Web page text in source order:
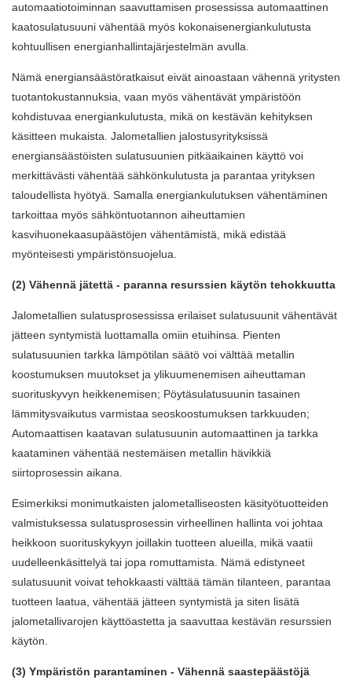
automaatiotoiminnan saavuttamisen prosessissa automaattinen
kaatosulatusuuni vähentää myös kokonaisenergiankulutusta
kohtuullisen energianhallintajärjestelmän avulla.
Nämä energiansäästöratkaisut eivät ainoastaan ​​vähennä yritysten
tuotantokustannuksia, vaan myös vähentävät ympäristöön
kohdistuvaa energiankulutusta, mikä on kestävän kehityksen
käsitteen mukaista. Jalometallien jalostusyrityksissä
energiansäästöisten sulatusuunien pitkäaikainen käyttö voi
merkittävästi vähentää sähkönkulutusta ja parantaa yrityksen
taloudellista hyötyä. Samalla energiankulutuksen vähentäminen
tarkoittaa myös sähköntuotannon aiheuttamien
kasvihuonekaasupäästöjen vähentämistä, mikä edistää
myönteisesti ympäristönsuojelua.
(2) Vähennä jätettä - paranna resurssien käytön tehokkuutta
Jalometallien sulatusprosessissa erilaiset sulatusuunit vähentävät
jätteen syntymistä luottamalla omiin etuihinsa. Pienten
sulatusuunien tarkka lämpötilan säätö voi välttää metallin
koostumuksen muutokset ja ylikuumenemisen aiheuttaman
suorituskyvyn heikkenemisen; Pöytäsulatusuunin tasainen
lämmitysvaikutus varmistaa seoskoostumuksen tarkkuuden;
Automaattisen kaatavan sulatusuunin automaattinen ja tarkka
kaataminen vähentää nestemäisen metallin hävikkiä
siirtoprosessin aikana.
Esimerkiksi monimutkaisten jalometalliseosten käsityötuotteiden
valmistuksessa sulatusprosessin virheellinen hallinta voi johtaa
heikkoon suorituskykyyn joillakin tuotteen alueilla, mikä vaatii
uudelleenkäsittelyä tai jopa romuttamista. Nämä edistyneet
sulatusuunit voivat tehokkaasti välttää tämän tilanteen, parantaa
tuotteen laatua, vähentää jätteen syntymistä ja siten lisätä
jalometallivarojen käyttöastetta ja saavuttaa kestävän resurssien
käytön.
(3) Ympäristön parantaminen - Vähennä saastepäästöjä